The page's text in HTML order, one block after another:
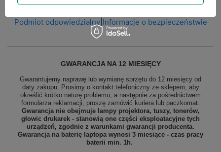
Podmiot odpowiedzialny| Informacje o bezpieczeństwie
GWARANCJA NA 12 MIESIĘCY
Gwarantujemy naprawę lub wymianę sprzętu do 12 miesięcy od
daty zakupu. Prosimy o kontakt telefoniczny ze sklepem, aby
określić krótko naturę problemu, a następnie za pośrednictwem
formularza reklamacji, proszę zamówić kuriera lub paczkomat.
Gwarancja nie obejmuje lampy projektora, tuszy, tonerów,
głowic drukarek - stanowią one części eksploatacyjne tych
urządzeń, zgodnie z warunkami gwarancji producenta.
Gwarancja na baterię laptopa wynosi 3 miesiące - czas pracy
baterii min. 1h.